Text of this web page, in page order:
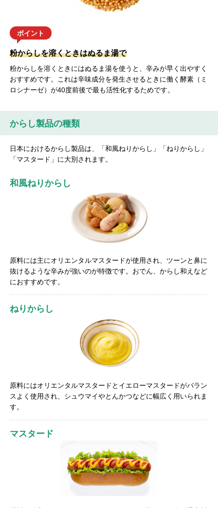
ポイント
粉からしを溶くときはぬるま湯で
粉からしを溶くときにはぬるま湯を使うと、辛みが早く出やすく
おすすめです。これは辛味成分を発生させるときに働く酵素（ミ
ロシナーゼ）が40度前後で最も活性化するためです。
からし製品の種類
日本におけるからし製品は、「和風ねりからし」「ねりからし」
「マスタード」に大別されます。
和風ねりからし
原料には主にオリエンタルマスタードが使用され、ツーンと鼻に
抜けるような辛みが強いのが特徴です。おでん、からし和えなど
におすすめです。
ねりからし
原料にはオリエンタルマスタードとイエローマスタードがバラン
スよく使用され、シュウマイやとんかつなどに幅広く用いられま
す。
マスタード